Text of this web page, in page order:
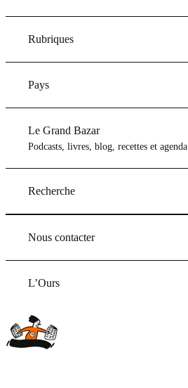
Rubriques
Pays
Le Grand Bazar
Podcasts, livres, blog, recettes et agenda
Recherche
Nous contacter
L’Ours